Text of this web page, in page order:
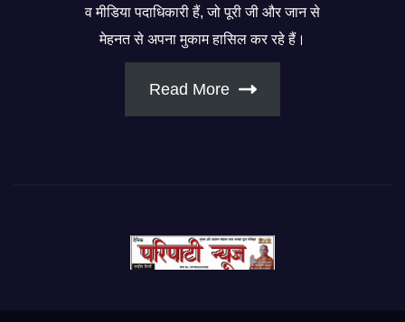
व मीडिया पदाधिकारी हैं, जो पूरी जी और जान से
मेहनत से अपना मुकाम हासिल कर रहे हैं।
Read More